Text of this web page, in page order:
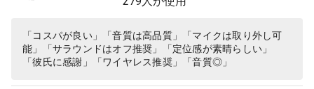
5 PS4 PC windows ブラック 国内正
規品 ※Amazon.co.jp限定 壁…
「コスパが良い」「音質は高品質」「マイクは取り外し可
能」「サラウンドはオフ推奨」「定位感が素晴らしい」
「彼氏に感謝」「ワイヤレス推奨」「音質◎」